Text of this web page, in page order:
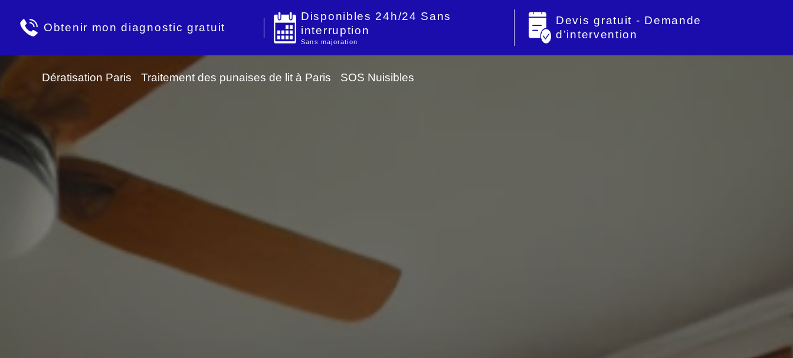
Obtenir mon diagnostic gratuit
Disponibles 24h/24 Sans
interruption
Sans majoration
Devis gratuit - Demande
d’intervention
Dératisation Paris Traitement des punaises de lit à Paris SOS Nuisibles